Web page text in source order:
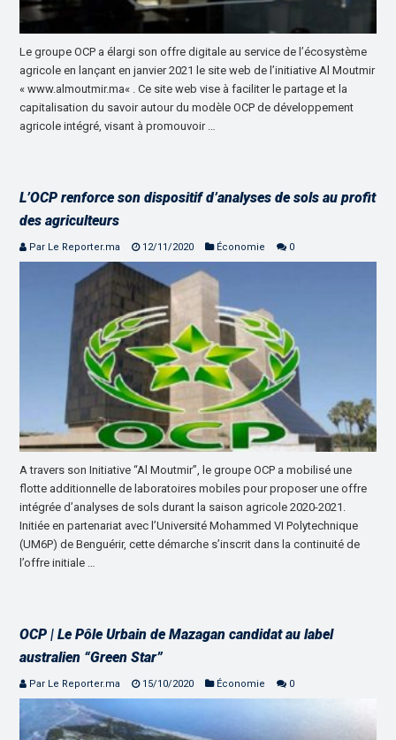
Le groupe OCP a élargi son offre digitale au service de l’écosystème
agricole en lançant en janvier 2021 le site web de l’initiative Al Moutmir
« www.almoutmir.ma« . Ce site web vise à faciliter le partage et la
capitalisation du savoir autour du modèle OCP de développement
agricole intégré, visant à promouvoir …
L’OCP renforce son dispositif d’analyses de sols au profit
des agriculteurs
Par Le Reporter.ma 12/11/2020 Économie 0
A travers son Initiative “Al Moutmir”, le groupe OCP a mobilisé une
flotte additionnelle de laboratoires mobiles pour proposer une offre
intégrée d’analyses de sols durant la saison agricole 2020-2021.
Initiée en partenariat avec l’Université Mohammed VI Polytechnique
(UM6P) de Benguérir, cette démarche s’inscrit dans la continuité de
l’offre initiale …
OCP | Le Pôle Urbain de Mazagan candidat au label
australien “Green Star”
Par Le Reporter.ma 15/10/2020 Économie 0